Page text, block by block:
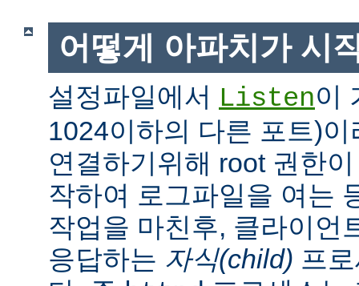
어떻게 아파치가 시
설정파일에서 Listen이
1024이하의 다른 포트)
연결하기위해 root 권한
작하여 로그파일을 여는
작업을 마친후, 클라이언
응답하는 자식(child) 프